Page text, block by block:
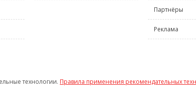
Партнёры
Реклама
технологии. Правила применения рекомендательных